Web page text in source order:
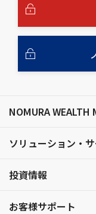
NOMURA WEALTH
ソリューション・
投資情報
お客様サポート